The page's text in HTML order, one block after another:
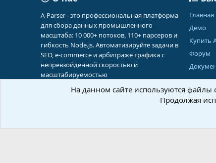
A-Parser - это профессиональная платформа
для сбора данных промышленного
масштаба: 10 000+ потоков, 110+ парсеров и
гибкость Node.js. Автоматизируйте задачи в
SEO, e-commerce и арбитраже трафика с
непревзойденной скоростью и
масштабируемостью
Главная
Демо
Купить
Форум
На данном сайте используются файлы
Продолжая